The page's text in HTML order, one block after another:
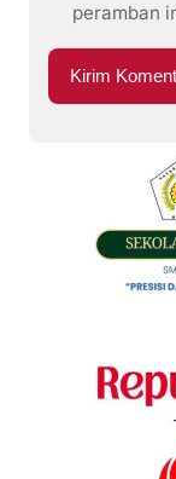
peramban